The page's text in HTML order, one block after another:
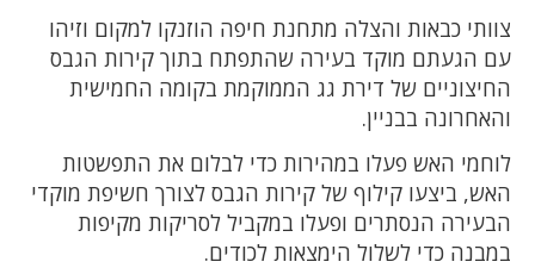
צוותי כבאות והצלה מתחנת חיפה הוזנקו למקום וזיהו
עם הגעתם מוקד בעירה שהתפתח בתוך קירות הגבס
החיצוניים של דירת גג הממוקמת בקומה החמישית
והאחרונה בבניין.
לוחמי האש פעלו במהירות כדי לבלום את התפשטות
האש, ביצעו קילוף של קירות הגבס לצורך חשיפת מוקדי
הבעירה הנסתרים ופעלו במקביל לסריקות מקיפות
במבנה כדי לשלול הימצאות לכודים.